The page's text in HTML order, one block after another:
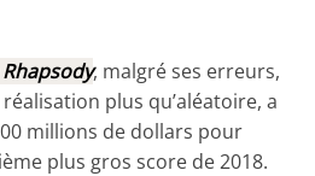
, malgré ses erreurs,
plus qu’aléatoire, a
millions de dollars pour
plus gros score de 2018.